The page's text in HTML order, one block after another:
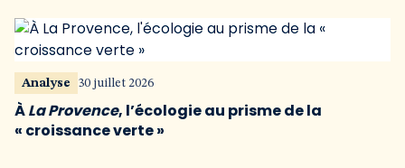
Analyse 30 juillet 2026
ÀLa Provence, l’écologie au prisme de la
« croissance verte »